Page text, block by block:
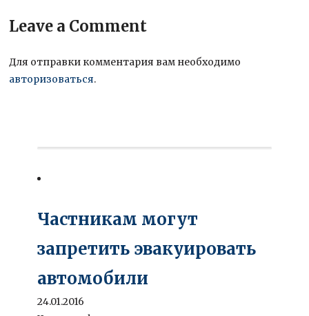
Leave a Comment
Для отправки комментария вам необходимо
авторизоваться.
Частникам могут
запретить эвакуировать
автомобили
24.01.2016